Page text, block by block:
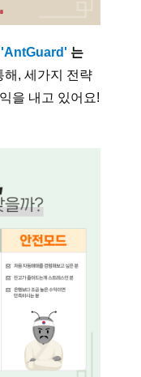
'AntGuard' 는
해, 세가지 전략
을 내고 있어요!